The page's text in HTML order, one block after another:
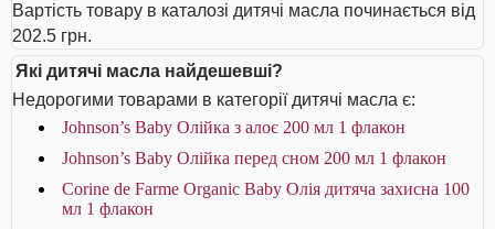
Вартість товару в каталозі дитячі масла починається від
202.5 грн.
Які дитячі масла найдешевші?
Недорогими товарами в категорії дитячі масла є:
Johnson’s Baby Олійка з алоє 200 мл 1 флакон
Johnson’s Baby Олійка перед сном 200 мл 1 флакон
Corine de Farme Organic Baby Олія дитяча захисна 100
мл 1 флакон